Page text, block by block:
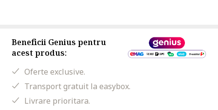
Beneficii Genius pentru
acest produs:
Oferte exclusive.
Transport gratuit la easybox.
Livrare prioritara.